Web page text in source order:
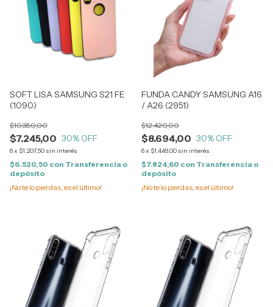
SOFT LISA SAMSUNG S21 FE
(1090)
$7.245,00
$10.350,00
30% OFF
6x $1.207,50 sin interés
$6.520,50 con Transferencia o
depósito
¡No te lo pierdas, es el último!
FUNDA CANDY SAMSUNG A16
/ A26 (2951)
$8.694,00
$12.420,00
30% OFF
6x $1.449,00 sin interés
$7.824,60 con Transferencia o
depósito
¡No te lo pierdas, es el último!